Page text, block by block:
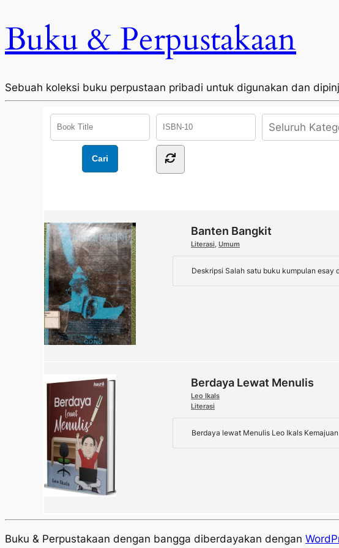
Buku & Perpustakaan
Sebuah koleksi buku perpustaan pribadi untuk digunakan dan
Banten Bangkit
Literasi, Umum
Deskripsi Salah satu buku kumpulan esay
Berdaya Lewat Menulis
Leo Ikals
Literasi
Berdaya lewat Menulis Leo Ikals
Buku & Perpustakaan dengan bangga diberdayakan dengan